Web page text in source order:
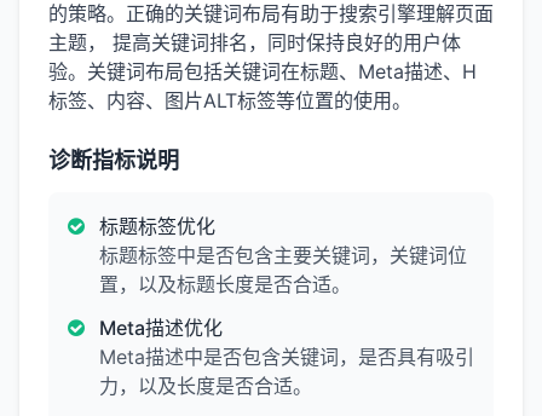
的策略。正确的关键词布局有助于搜索引擎理解页面
主题， 提高关键词排名，同时保持良好的用户体
验。关键词布局包括关键词在标题、Meta描述、H
标签、内容、图片ALT标签等位置的使用。
诊断指标说明
标题标签优化
标题标签中是否包含主要关键词，关键词位
置，以及标题长度是否合适。
Meta描述优化
Meta描述中是否包含关键词，是否具有吸引
力，以及长度是否合适。